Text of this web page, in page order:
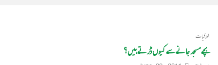
اخلاقیات
بچے مسجد جانے سے کیوں ڈرتے ہیں؟